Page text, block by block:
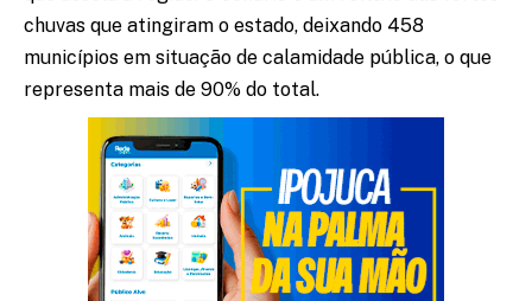
chuvas que atingiram o estado, deixando 458
municípios em situação de calamidade pública, o que
representa mais de 90% do total.